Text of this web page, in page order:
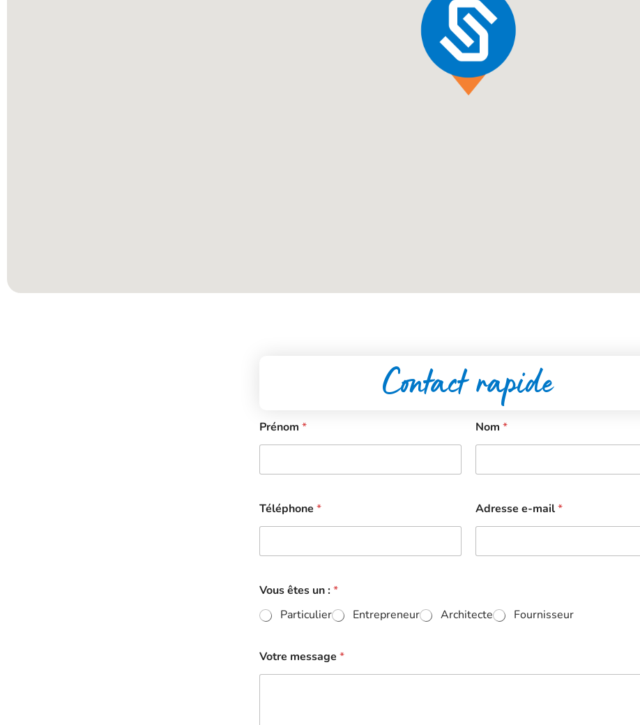
Contact rapide
Prénom * Nom *
Téléphone * Adresse e-mail*
Vous êtes un :*
Particulier
Entrepreneur Architecte Fournisseur
Votre message *